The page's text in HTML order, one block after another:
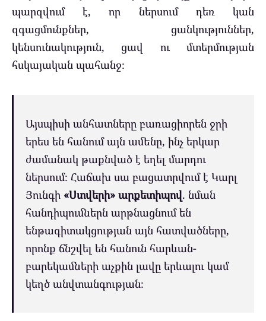
պարզվում է, որ ներսում դեռ կան
զգացմունքներ, ցանկություններ,
կենսունակություն, ցավ ու մտերմության
հսկայական պահանջ։
Այսպիսի անհատները բառացիորեն ջրի
երես են հանում այն ամենը, ինչ երկար
ժամանակ թաքնված է եղել մարդու
ներսում։ Հաճախ սա բացատրվում է Կարլ
Յունգի «Ստվերի» արքետիպով. նման
հանդիպումներն արթնացնում են
ենթագիտակցության այն հատվածները,
որոնք ճնշվել են հանուն հարևան-
բարեկամների աչքին լավը երևալու կամ
կեղծ անվտանգության։